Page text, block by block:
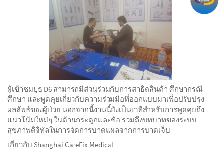
ผู้เข้าชมบูธ D6 สามารถมีส่วนร่วมกับการสาธิตสินค้า ศึกษากรณี
ศึกษา และพูดคุยเกี่ยวกับความร่วมมือที่ออกแบบมาเพื่อปรับปรุง
ผลลัพธ์ของผู้ป่วย นอกจากนี้งานนี้ยังเป็นเวทีสำหรับการพูดคุยถึง
แนวโน้มใหม่ๆ ในด้านกระดูกและข้อ รวมถึงบทบาทของระบบ
สุขภาพดิจิทัลในการจัดการบาดแผลจากการบาดเจ็บ
เกี่ยวกับ Shanghai CareFix Medical